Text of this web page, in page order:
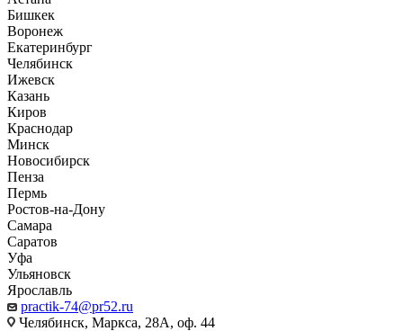
Бишкек
Воронеж
Екатеринбург
Челябинск
Ижевск
Казань
Киров
Краснодар
Минск
Новосибирск
Пенза
Пермь
Ростов-на-Дону
Самара
Саратов
Уфа
Ульяновск
Ярославль
practik-74@pr52.ru
Челябинск, Маркса, 28А, оф. 44